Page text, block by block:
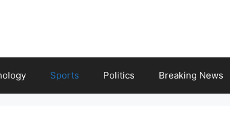
Sports Politics Breaking News